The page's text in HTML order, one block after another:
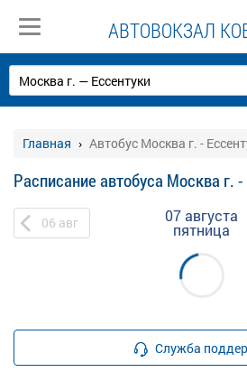
АВТОВОКЗАЛ
Главная Автобус Москва г. -
Расписание автобуса Москва г. -
06 авг 07 августа
пятница
Служба